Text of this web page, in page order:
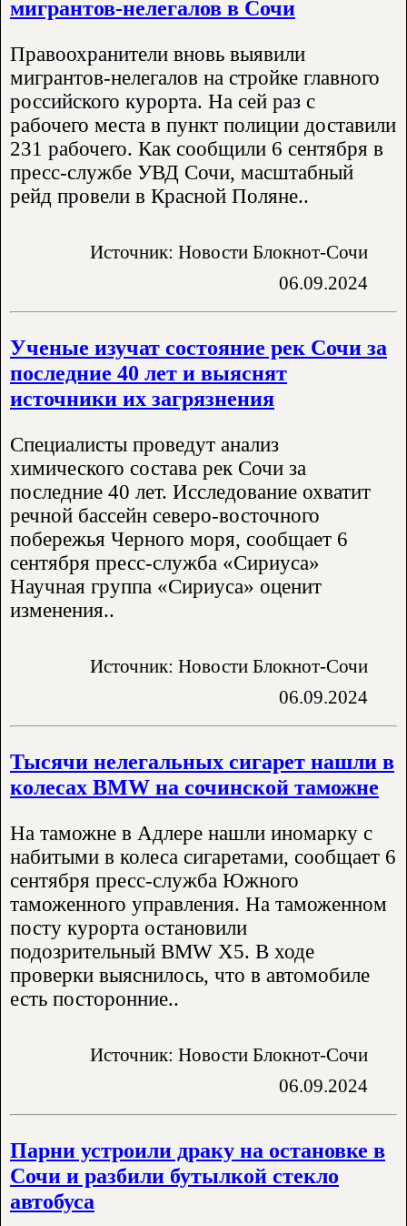
мигрантов-нелегалов в Сочи
Правоохранители вновь выявили
мигрантов-нелегалов на стройке главного
российского курорта. На сей раз с
рабочего места в пункт полиции доставили
231 рабочего. Как сообщили 6 сентября в
пресс-службе УВД Сочи, масштабный
рейд провели в Красной Поляне..
Источник: Новости Блокнот-Сочи
06.09.2024
Ученые изучат состояние рек Сочи за
последние 40 лет и выяснят
источники их загрязнения
Специалисты проведут анализ
химического состава рек Сочи за
последние 40 лет. Исследование охватит
речной бассейн северо-восточного
побережья Черного моря, сообщает 6
сентября пресс-служба «Сириуса»
Научная группа «Сириуса» оценит
изменения..
Источник: Новости Блокнот-Сочи
06.09.2024
Тысячи нелегальных сигарет нашли в
колесах BMW на сочинской таможне
На таможне в Адлере нашли иномарку с
набитыми в колеса сигаретами, сообщает 6
сентября пресс-служба Южного
таможенного управления. На таможенном
посту курорта остановили
подозрительный BMW X5. В ходе
проверки выяснилось, что в автомобиле
есть посторонние..
Источник: Новости Блокнот-Сочи
06.09.2024
Парни устроили драку на остановке в
Сочи и разбили бутылкой стекло
автобуса